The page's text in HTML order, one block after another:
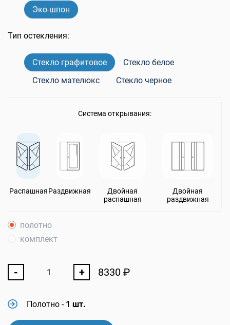
Эко-шпон
Тип остекления:
Стекло графитовое
Стекло белое
Стекло мателюкс
Стекло черное
Система открывания:
РаспашнаяРаздвижная
Двойная
распашная
Двойная
раздвижная
полотно
комплект
- + 8330 ₽
Полотно - 1 шт.